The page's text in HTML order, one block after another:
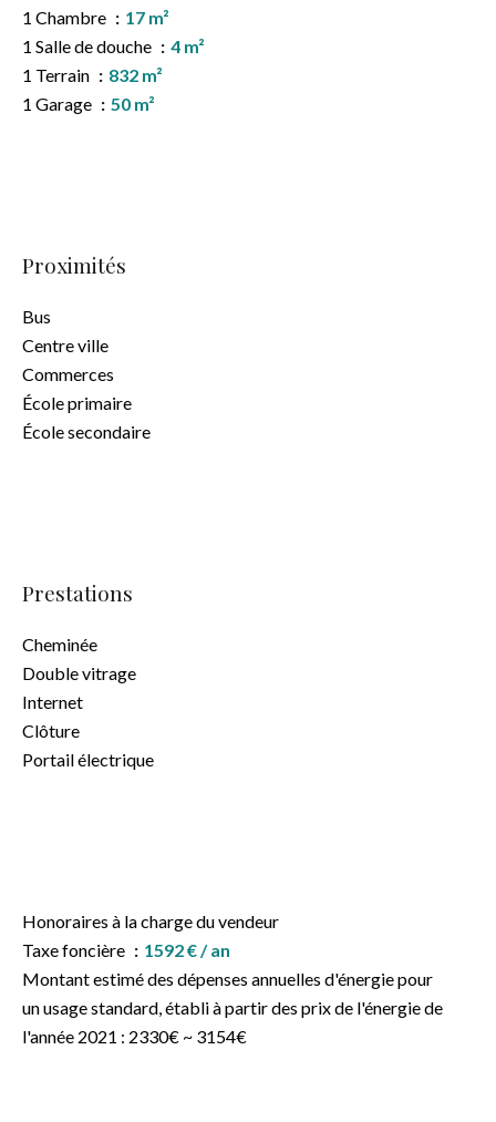
1 Chambre
17 m²
1 Salle de douche
4 m²
1 Terrain
832 m²
1 Garage
50 m²
Proximités
Bus
Centre ville
Commerces
École primaire
École secondaire
Prestations
Cheminée
Double vitrage
Internet
Clôture
Portail électrique
Honoraires à la charge du vendeur
Taxe foncière
1592 € / an
Montant estimé des dépenses annuelles d'énergie pour
un usage standard, établi à partir des prix de l'énergie de
l'année 2021 : 2330€ ~ 3154€